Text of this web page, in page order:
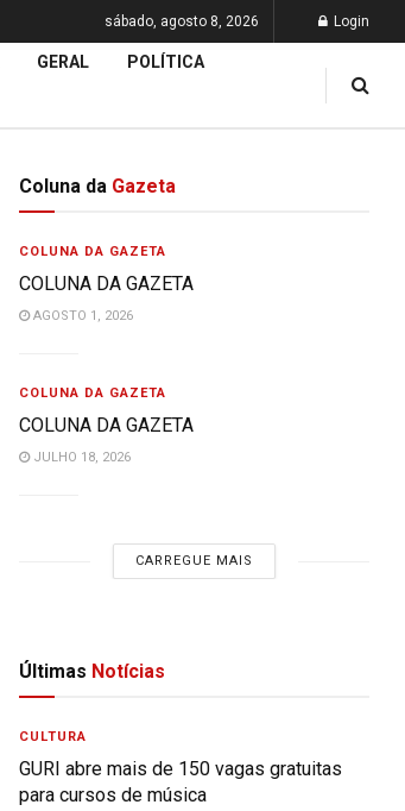
sábado, agosto 8, 2026 Login
GERAL POLÍTICA
Coluna da Gazeta
COLUNA DA GAZETA
COLUNA DA GAZETA
AGOSTO 1, 2026
COLUNA DA GAZETA
COLUNA DA GAZETA
JULHO 18, 2026
CARREGUE MAIS
Últimas Notícias
CULTURA
GURI abre mais de 150 vagas gratuitas
para cursos de música